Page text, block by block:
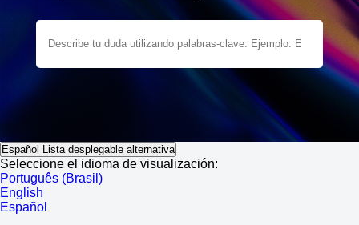
Español Lista desplegable alternativa
Seleccione el idioma de visualización:
Português (Brasil)
English
Español